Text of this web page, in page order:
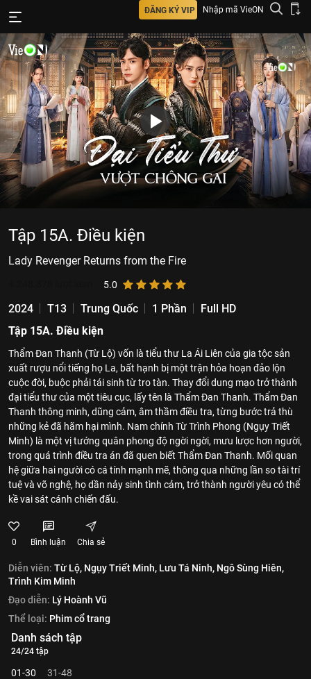
ĐĂNG KÝ VIP Nhập mã VieON
Tập 15A. Điều kiện
Lady Revenger Returns from the Fire
5.0
2024 T13 Trung Quốc 1 Phần
Full HD
Tập 15A. Điều kiện
Thẩm Đan Thanh (Từ Lộ) vốn là tiểu thư La Ái Liên của gia tộc sản
xuất rượu nổi tiếng họ La, bất hạnh bị một trận hỏa hoạn đảo lộn
cuộc đời, buộc phải tái sinh từ tro tàn. Thay đổi dung mạo trở thành
đại tiểu thư của một tiêu cục, lấy tên là Thẩm Đan Thanh. Thẩm Đan
Thanh thông minh, dũng cảm, âm thầm điều tra, từng bước trả thù
những kẻ đã hãm hại mình. Nam chính Từ Trình Phong (Ngụy Triết
Minh) là một vị tướng quân phong độ ngời ngời, mưu lược hơn người,
trong quá trình điều tra án đã quen biết Thẩm Đan Thanh. Mối quan
hệ giữa hai người có cá tính mạnh mẽ, thông qua những lần so tài trí
tuệ và võ nghệ, họ dần nảy sinh tình cảm, trở thành người yêu có thể
kề vai sát cánh chiến đấu.
0 Bình luận Chia sẻ
Diễn viên: Từ Lộ, Ngụy Triết Minh, Lưu Tá Ninh, Ngô Sùng Hiên,
Trình Kim Minh
Đạo diễn: Lý Hoành Vũ
Thể loại: Phim cổ trang
Danh sách tập
24/24 tập
01-30 31-48